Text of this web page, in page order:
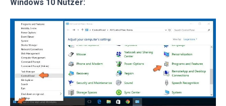
Windows 10 Nutzer: